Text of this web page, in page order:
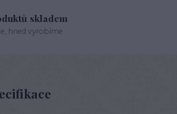
skladem
hned vyrobíme